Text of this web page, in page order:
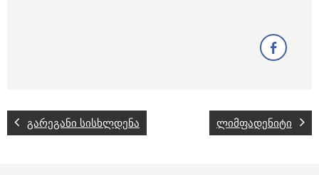
გარეგანი სისხლდენა ლიმფადენიტი